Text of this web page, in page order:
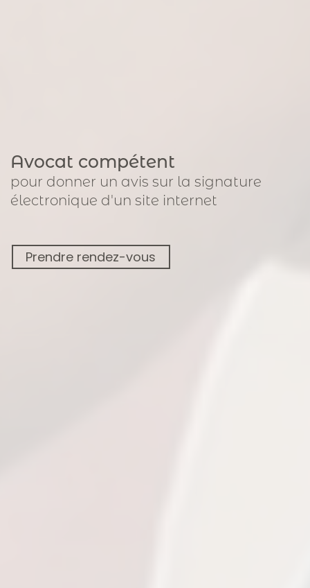
Avocat compétent
pour donner un avis sur la signature
électronique d'un site internet
Prendre rendez-vous